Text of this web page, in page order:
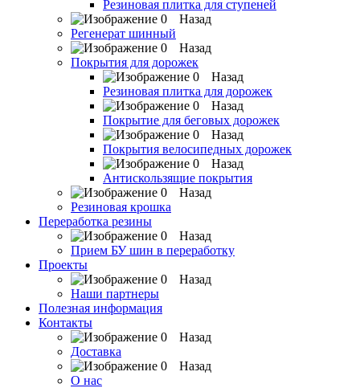
Резиновая плитка для ступеней
Назад
Регенерат шинный
Назад
Покрытия для дорожек
Назад
Резиновая плитка для дорожек
Назад
Покрытие для беговых дорожек
Назад
Покрытия велосипедных дорожек
Назад
Антискользящие покрытия
Назад
Резиновая крошка
Переработка резины
Назад
Прием БУ шин в переработку
Проекты
Назад
Наши партнеры
Полезная информация
Контакты
Назад
Доставка
Назад
О нас